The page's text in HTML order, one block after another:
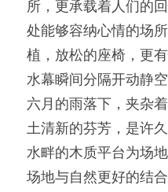
所，更承载着人们的
处能够容纳心情的场
植，放松的座椅，更
水幕瞬间分隔开动静
六月的雨落下，夹杂
土清新的芬芳，是许
水畔的木质平台为场
场地与自然更好的结